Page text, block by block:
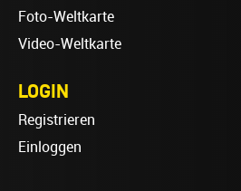
Foto-Weltkarte
Video-Weltkarte
LOGIN
Registrieren
Einloggen